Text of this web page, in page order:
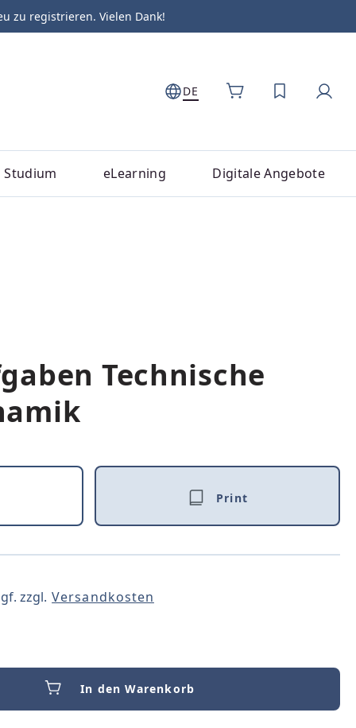
zu registrieren. Vielen Dank!
DE DU HAST 0
Studium eLearning Digitale Angebote
Technische
Print
zzgl. Versandkosten
In den Warenkorb